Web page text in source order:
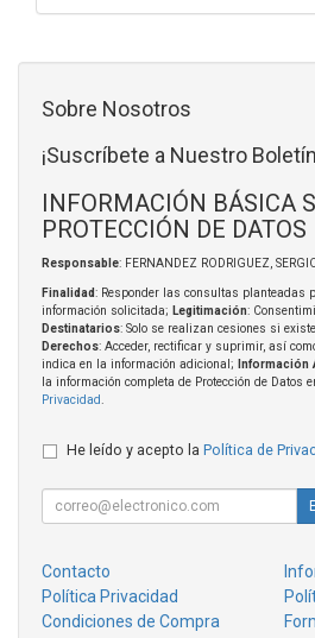
Sobre Nosotros
¡Suscríbete a Nuestro
INFORMACIÓN BÁSICA
PROTECCIÓN DE DATOS
Responsable: FERNANDEZ RODRIGUEZ,
Finalidad: Responder las consultas planteadas
información solicitada; Legitimación:
Destinatarios: Solo se realizan cesiones si
Derechos: Acceder, rectificar y suprimir, así
indica en la información adicional;
Información
la información completa de Protección de Datos
Privacidad
He leído y acepto la Política de
Contacto
Política Privacidad
Condiciones de Compra